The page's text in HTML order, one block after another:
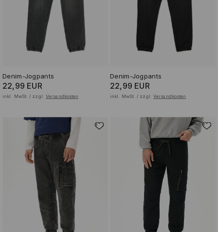
Denim-Jogpants
22,99 EUR
inkl. MwSt. / zzgl. Versandkosten
Denim-Jogpants
22,99 EUR
inkl. MwSt. / zzgl. Versandkosten